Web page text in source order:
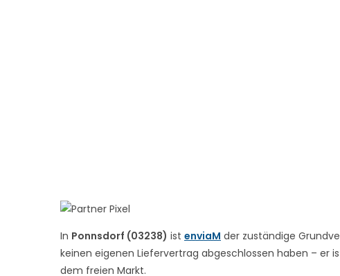
In Ponnsdorf (03238) ist enviaM der zuständige
keinen eigenen Liefervertrag abgeschlossen haben – er
dem freien Markt.